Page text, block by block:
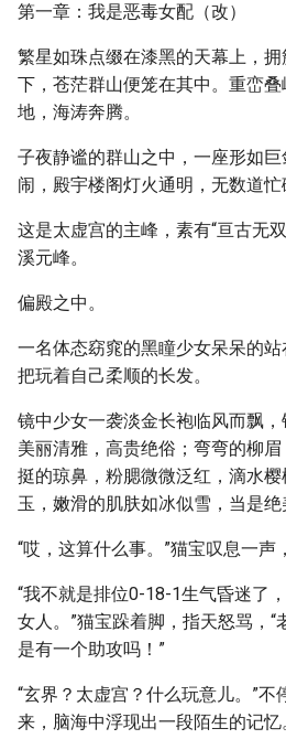
第一章：我是恶毒女配（改）
繁星如珠点缀在漆黑的天幕上，
下，苍茫群山便笼在其中。重峦
地，海涛奔腾。
子夜静谧的群山之中，一座形如
闹，殿宇楼阁灯火通明，无数道忙
这是太虚宫的主峰，素有“亘古无
溪元峰。
偏殿之中。
一名体态窈窕的黑瞳少女呆呆的
把玩着自己柔顺的长发。
镜中少女一袭淡金长袍临风而飘
美丽清雅，高贵绝俗；弯弯的柳
挺的琼鼻，粉腮微微泛红，滴水
玉，嫩滑的肌肤如冰似雪，当是绝
“哎，这算什么事。”猫宝叹息一声
“我不就是排位0-18-1生气昏迷了
女人。”猫宝跺着脚，指天怒骂，
是有一个助攻吗！”
“玄界？太虚宫？什么玩意儿。”
来，脑海中浮现出一段陌生的记忆